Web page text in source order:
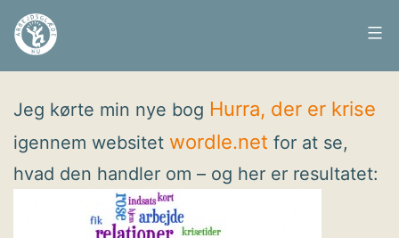
Fortsæt
Arbejdsglæde
Udgivet
Jeg kørte min nye bog Hurra, der er krise
igennem websitet wordle.net for at se,
hvad den handler om – og her er resultatet: